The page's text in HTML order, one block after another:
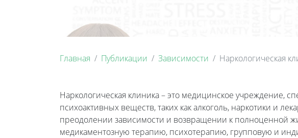
Главная Публикации Зависимости Наркологическая
Наркологическая клиника – это медицинское учреждение,
психоактивных веществ, таких как алкоголь, наркотики и
преодолении зависимости и возвращении к полноценной
медикаментозную терапию, психотерапию, групповую и